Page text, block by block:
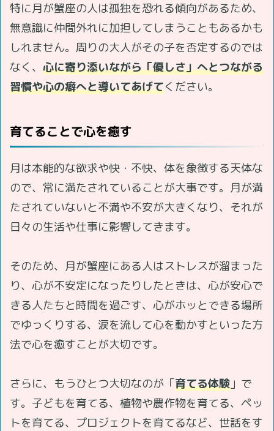
特に月が蟹座の人は孤独を恐れる傾向があるため、
無意識に仲間外れに加担してしまうこともあるかも
しれません。周りの大人がその子を否定するのでは
なく、 心に寄り添いながら「優しさ」へとつながる
習慣や心の癖へと導いてあげてください。
育てることで心を癒す
月は本能的な欲求や快・不快、体を象徴する天体な
ので、常に満たされていることが大事です。月が満
たされていないと不満や不安が大きくなり、それが
日々の生活や仕事に影響してきます。
そのため、月が蟹座にある人はストレスが溜まった
り、心が不安定になったりしたときは、心が安心で
きる人たちと時間を過ごす、心がホッとできる場所
でゆっくりする、涙を流して心を動かすといった方
法で心を癒すことが大切です。
さらに、もうひとつ大切なのが「育てる体験 」で
す。子どもを育てる、植物や農作物を育てる、ペッ
トを育てる、プロジェクトを育てるなど、世話をす